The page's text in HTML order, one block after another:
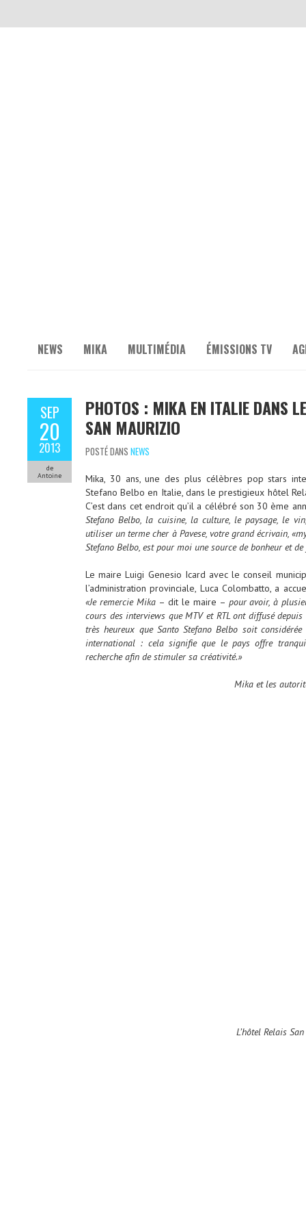
NEWS MIKA MULTIMÉDIA ÉMISSIONS TV
SEP
20
2013
de
Antoine
PHOTOS : MIKA EN ITALIE DANS
SAN MAURIZIO
POSTÉ DANS NEWS
Mika, 30 ans, une des plus célèbres pop stars
Stefano Belbo en Italie, dans le prestigieux hôtel
C’est dans cet endroit qu’il a célébré son 30 ème
Stefano Belbo, la cuisine, la culture, le paysage, le
utiliser un terme cher à Pavese, votre grand écrivain,
Stefano Belbo, est pour moi une source de bonheur et
Le maire Luigi Genesio Icard avec le conseil
l’administration provinciale, Luca Colombatto, a
«Je remercie Mika– dit le maire – pour avoir, à
cours des interviews que MTV et RTL ont diffusé
très heureux que Santo Stefano Belbo soit
international : cela signifie que le pays offre
recherche afin de stimuler sa créativité.»
Mika et les
L’hôtel Relais